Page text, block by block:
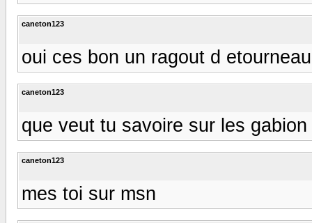
caneton123
oui ces bon un ragout d etourneau
caneton123
que veut tu savoire sur les
caneton123
mes toi sur msn